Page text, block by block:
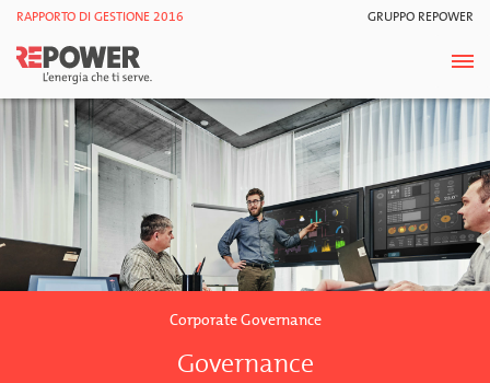
RAPPORTO DI GESTIONE 2016 GRUPPO REPOWER
Corporate Governance
Governance